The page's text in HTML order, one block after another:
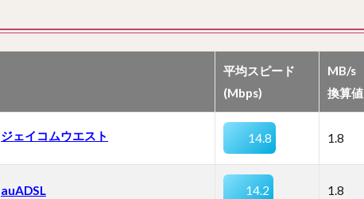
平均スピード
(Mbps)
MB/s
換算値
ジェイコムウエスト 14.8 1.8
auADSL 14.2 1.8